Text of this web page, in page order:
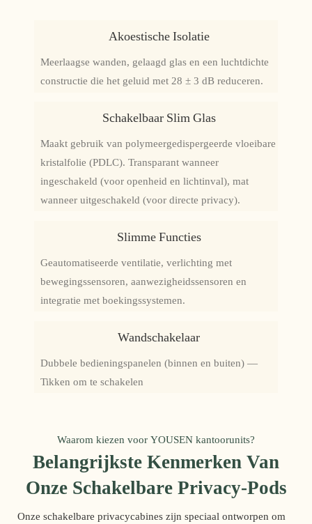
Akoestische Isolatie
Meerlaagse wanden, gelaagd glas en een luchtdichte
constructie die het geluid met 28 ± 3 dB reduceren.
Schakelbaar Slim Glas
Maakt gebruik van polymeergedispergeerde vloeibare
kristalfolie (PDLC). Transparant wanneer
ingeschakeld (voor openheid en lichtinval), mat
wanneer uitgeschakeld (voor directe privacy).
Slimme Functies
Geautomatiseerde ventilatie, verlichting met
bewegingssensoren, aanwezigheidssensoren en
integratie met boekingssystemen.
Wandschakelaar
Dubbele bedieningspanelen (binnen en buiten) —
Tikken om te schakelen
Waarom kiezen voor YOUSEN kantoorunits?
Belangrijkste Kenmerken Van
Onze Schakelbare Privacy-Pods
Onze schakelbare privacycabines zijn speciaal ontworpen om